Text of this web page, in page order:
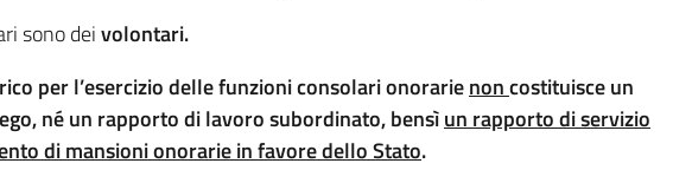
sono deivolontari.
per l’esercizio delle funzioni consolari onorarienoncostituisce un
né un rapporto di lavoro subordinato, bensìun rapporto di servizio
di mansioni onorarie in favore dello Stato.